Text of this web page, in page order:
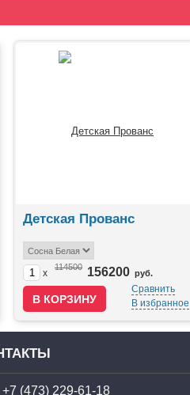
Детская Прованс
x
114500 156200 руб.
Сравнить
В избранное
+7 (473) 229-61-18